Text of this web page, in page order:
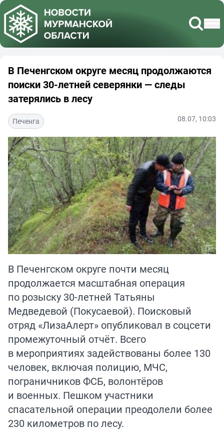
В Печенгском округе месяц продолжаются
поиски 30-летней северянки — следы
затерялись в лесу
Печенга 08.07, 10:03
В Печенгском округе почти месяц
продолжается масштабная операция
по розыску 30-летней Татьяны
Медведевой (Покусаевой). Поисковый
отряд «ЛизаАлерт» опубликовал в соцсети
промежуточный отчёт. Всего
в мероприятиях задействованы более 130
человек, включая полицию, МЧС,
пограничников ФСБ, волонтёров
и военных. Пешком участники
спасательной операции преодолели более
230 километров по лесу.